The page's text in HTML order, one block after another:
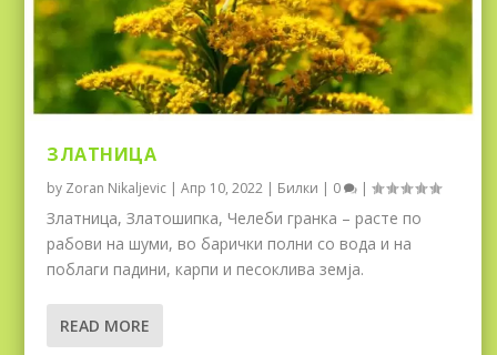
ЗЛАТНИЦА
by Zoran Nikaljevic |Апр 10, 2022 | Билки | 0 |
Златница, Златошипка, Челеби гранка – расте по
рабови на шуми, во барички полни со вода и на
поблаги падини, карпи и песоклива земја.
READ MORE